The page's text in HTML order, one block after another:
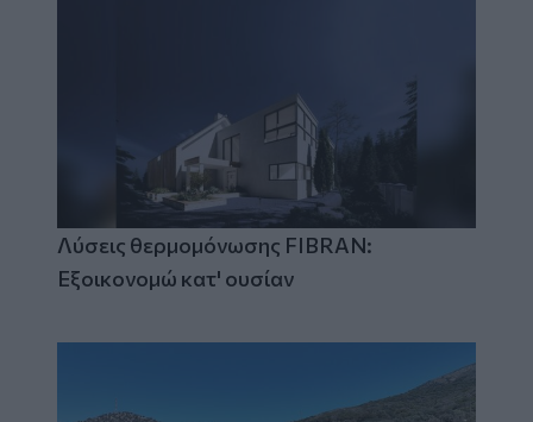
Λύσεις θερμομόνωσης FIBRAN:
Εξοικονομώ κατ' ουσίαν